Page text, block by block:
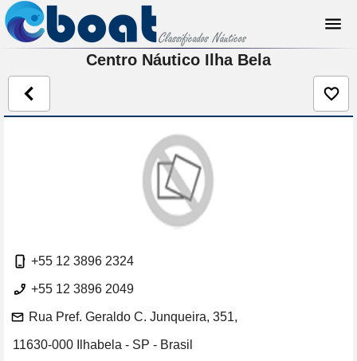
Centro Náutico Ilha Bela
+55 12 3896 2324
+55 12 3896 2049
Rua Pref. Geraldo C. Junqueira, 351,
11630-000 Ilhabela - SP - Brasil